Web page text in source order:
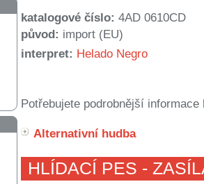
katalogové číslo: 4AD 0610CD
původ: import (EU)
interpret: Helado Negro
Potřebujete podrobnější
Alternativní hudba
HLÍDACÍ PES -